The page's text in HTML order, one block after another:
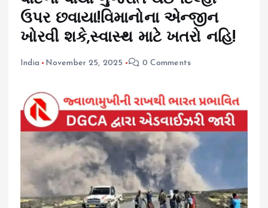
ઉપર છવાયા!વિમાનોના એન્જીન
ખોરવી શકે,સ્વાસ્થ માટે ખતરો નહિ!
India November 25, 2025 0 Comments